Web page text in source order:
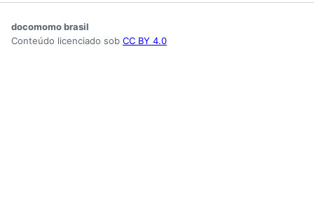
docomomo brasil
Conteúdo licenciado sob CC BY 4.0